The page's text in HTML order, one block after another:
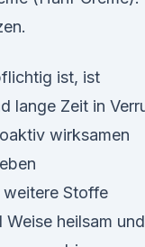
ist, ist
lange Zeit in
wirksamen
Stoffe
heilsam und